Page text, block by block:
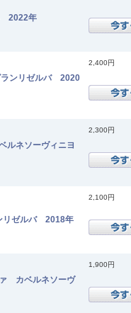
2022年
ランリゼルバ 2020
2,400円
ネソーヴィニヨ
2,300円
リゼルバ 2018年
2,100円
カベルネソーヴ
1,900円